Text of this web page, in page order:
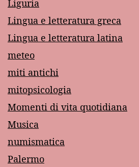
Liguria
Lingua e letteratura greca
Lingua e letteratura latina
meteo
miti antichi
mitopsicologia
Momenti di vita quotidiana
Musica
numismatica
Palermo